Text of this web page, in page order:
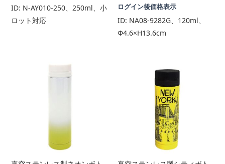
ID: N-AY010-250、250ml、小
ロット対応
ログイン後価格表示
ID: NA08-9282G、120ml、
Φ4.6×H13.6cm